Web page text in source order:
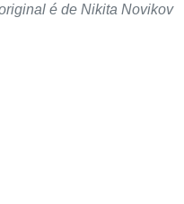
é de Nikita Novikov